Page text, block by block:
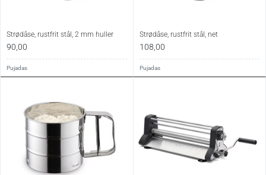
Strødåse, rustfrit stål, 2 mm huller
90,00
Pujadas
Strødåse, rustfrit stål, net
108,00
Pujadas